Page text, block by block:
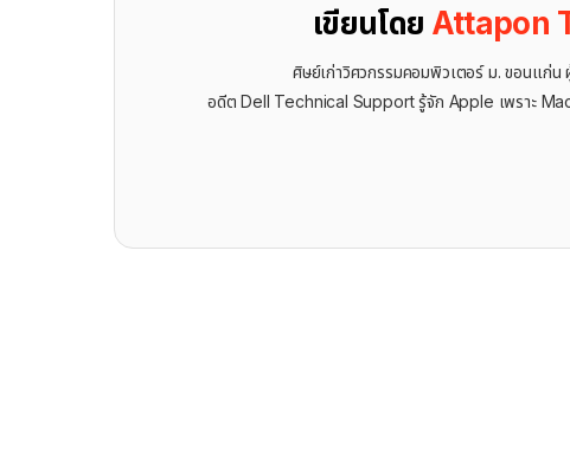
เขียนโดย Attapon
ศิษย์เก่าวิศวกรรมคอมพิวเตอร์ ม. ขอนแ
อดีต Dell Technical Support รู้จัก ​Apple เพราะ